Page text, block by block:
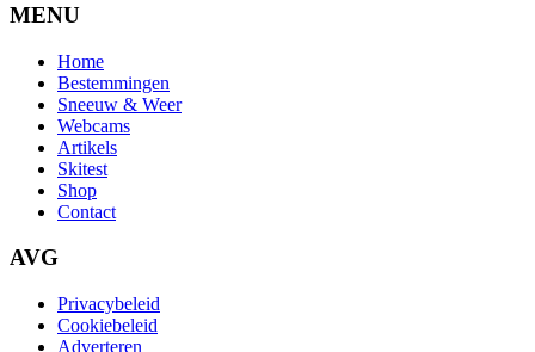
MENU
Home
Bestemmingen
Sneeuw & Weer
Webcams
Artikels
Skitest
Shop
Contact
AVG
Privacybeleid
Cookiebeleid
Adverteren